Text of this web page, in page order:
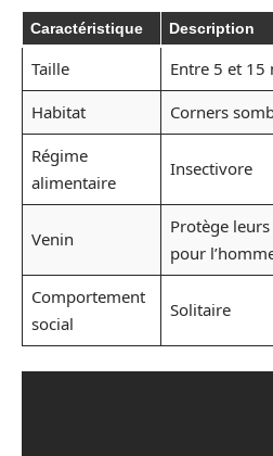
Caractéristique Description
Taille
Entre 5 et 15
Habitat
Corners
Régime
alimentaire
Insectivore
Venin
Protège
pour
Comportement
social
Solitaire